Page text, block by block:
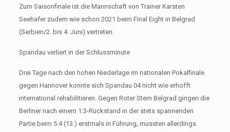
Zum Saisonfinale ist die Mannschaft von Trainer Karsten
Seehafer zudem wie schon 2021 beim Final Eight in Belgrad
(Serbien/2. bis 4. Juni) vertreten.
Spandau verliert in der Schlussminute
Drei Tage nach den hohen Niederlage im nationalen Pokalfinale
gegen Hannover konnte sich Spandau 04 nicht wie erhofft
international rehabilitieren. Gegen Roter Stern Belgrad gingen die
Berliner nach einem 1:3-Rückstand in der stets spannenden
Partie beim 5:4 (13.) erstmals in Führung, mussten allerdings